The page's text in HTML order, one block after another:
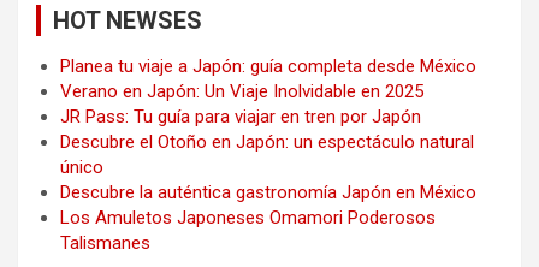
HOT NEWSES
Planea tu viaje a Japón: guía completa desde México
Verano en Japón: Un Viaje Inolvidable en 2025
JR Pass: Tu guía para viajar en tren por Japón
Descubre el Otoño en Japón: un espectáculo natural
único
Descubre la auténtica gastronomía Japón en México
Los Amuletos Japoneses Omamori Poderosos
Talismanes